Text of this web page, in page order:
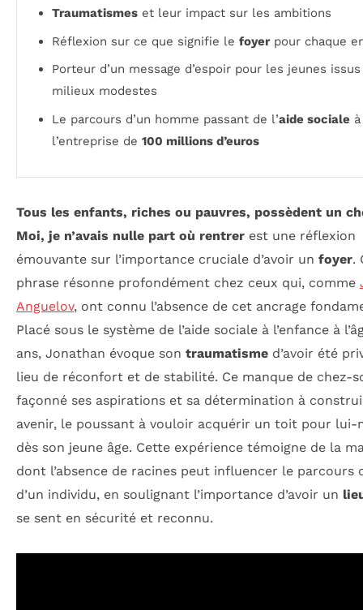
Traumatismes et leur impact sur les ambitions
Réflexion sur ce que signifie le foyerpour chaque
Porteur d’un message d’espoir pour les jeunes
milieux modestes
Le parcours d’un homme passant de l’aide sociale à
l’entreprise de 100 millions d’euros
Tous les enfants, riches ou pauvres, possèdent un
Moi, je n’avais nulle part où rentrer est une réflexion
émouvante sur l’importance cruciale d’avoir un foyer.
phrase résonne profondément chez ceux qui, comme
Anguelov, ont connu l’absence de cet ancrage
Placé sous le système de l’aide sociale à l’enfance à
ans, Jonathan évoque son traumatisme d’avoir été
lieu de réconfort et de stabilité. Ce manque de chez-
façonné ses aspirations et sa détermination à
avenir, le poussant à vouloir acquérir un toit pour lui-
dès son jeune âge. Cette expérience témoigne de la
dont l’absence de racines peut influencer le parcours
d’un individu, en soulignant l’importance d’avoir un
se sent en sécurité et reconnu.